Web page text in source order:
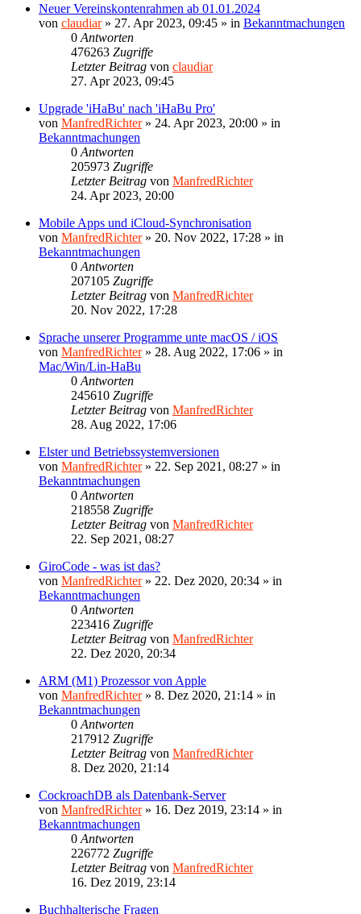
Neuer Vereinskontenrahmen ab 01.01.2024
von claudiar» 27. Apr 2023, 09:45 » in Bekanntmachungen
0 Antworten
476263 Zugriffe
Letzter Beitrag von claudiar
27. Apr 2023, 09:45
Upgrade 'iHaBu' nach 'iHaBu Pro'
von ManfredRichter» 24. Apr 2023, 20:00 » in
Bekanntmachungen
0 Antworten
205973 Zugriffe
Letzter Beitrag von ManfredRichter
24. Apr 2023, 20:00
Mobile Apps und iCloud-Synchronisation
von ManfredRichter» 20. Nov 2022, 17:28 » in
Bekanntmachungen
0 Antworten
207105 Zugriffe
Letzter Beitrag von ManfredRichter
20. Nov 2022, 17:28
Sprache unserer Programme unte macOS / iOS
von ManfredRichter» 28. Aug 2022, 17:06 » in
Mac/Win/Lin-HaBu
0 Antworten
245610 Zugriffe
Letzter Beitrag von ManfredRichter
28. Aug 2022, 17:06
Elster und Betriebssystemversionen
von ManfredRichter» 22. Sep 2021, 08:27 » in
Bekanntmachungen
0 Antworten
218558 Zugriffe
Letzter Beitrag von ManfredRichter
22. Sep 2021, 08:27
GiroCode - was ist das?
von ManfredRichter» 22. Dez 2020, 20:34 » in
Bekanntmachungen
0 Antworten
223416 Zugriffe
Letzter Beitrag von ManfredRichter
22. Dez 2020, 20:34
ARM (M1) Prozessor von Apple
von ManfredRichter» 8. Dez 2020, 21:14 » in
Bekanntmachungen
0 Antworten
217912 Zugriffe
Letzter Beitrag von ManfredRichter
8. Dez 2020, 21:14
CockroachDB als Datenbank-Server
von ManfredRichter» 16. Dez 2019, 23:14 » in
Bekanntmachungen
0 Antworten
226772 Zugriffe
Letzter Beitrag von ManfredRichter
16. Dez 2019, 23:14
Buchhalterische Fragen